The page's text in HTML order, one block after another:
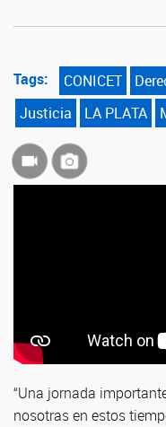
Tags: CONICET
Justicia
LA PLATA
“Una jornada
nosotras en estos